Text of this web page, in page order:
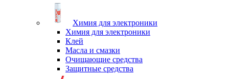
Химия для электроники
Химия для электроники
Клей
Масла и смазки
Очищающие средства
Защитные средства